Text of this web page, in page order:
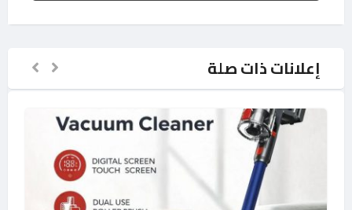
إعلانات ذات صلة